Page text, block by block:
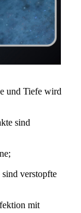
und Tiefe wird
sind
verstopfte
mit